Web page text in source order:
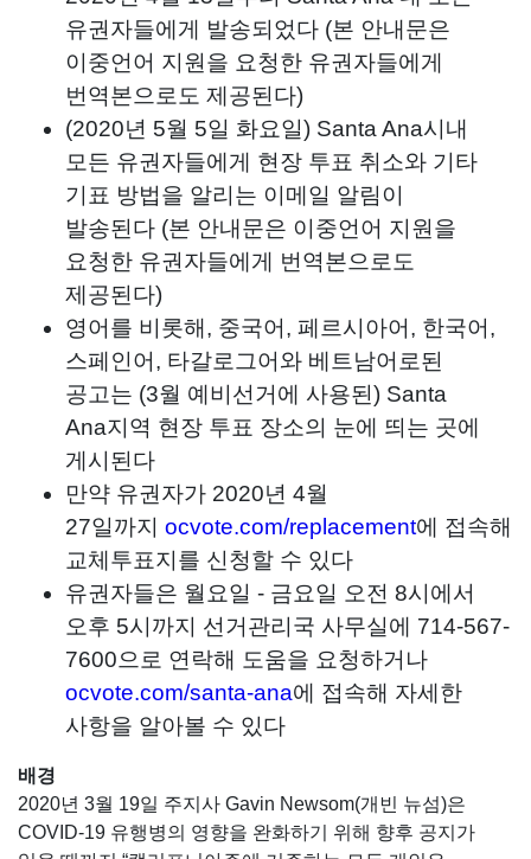
유권자들에게 발송되었다 (본 안내문은
이중언어 지원을 요청한 유권자들에게
번역본으로도 제공된다)
(2020년 5월 5일 화요일) Santa Ana시내
모든 유권자들에게 현장 투표 취소와 기타
기표 방법을 알리는 이메일 알림이
발송된다 (본 안내문은 이중언어 지원을
요청한 유권자들에게 번역본으로도
제공된다)
영어를 비롯해, 중국어, 페르시아어, 한국어,
스페인어, 타갈로그어와 베트남어로된
공고는 (3월 예비선거에 사용된) Santa
Ana지역 현장 투표 장소의 눈에 띄는 곳에
게시된다
만약 유권자가 2020년 4월
27일까지 ocvote.com/replacement에 접속해
교체투표지를 신청할 수 있다
유권자들은 월요일 - 금요일 오전 8시에서
오후 5시까지 선거관리국 사무실에 714-567-
7600으로 연락해 도움을 요청하거나
ocvote.com/santa-ana에 접속해 자세한
사항을 알아볼 수 있다
배경
2020년 3월 19일 주지사 Gavin Newsom(개빈 뉴섬)은
COVID-19 유행병의 영향을 완화하기 위해 향후 공지가